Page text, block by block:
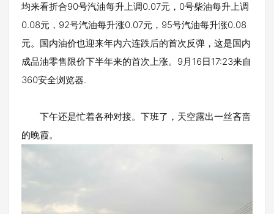
均来看折合90号汽油每升上调0.07元，0号柴油每升上调
0.08元，92号汽油每升涨0.07元，95号汽油每升涨0.08
元。国内油价也迎来年内六连跌后的首次反弹，这是国内
成品油零售限价下半年来的首次上涨。9月16日17:23来自
360安全浏览器.
下午还是忙着各种对接。下班了，天空露出一丝吝啬
的晚霞。